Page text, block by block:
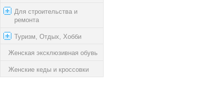
Для строительства и
ремонта
Туризм, Отдых, Хобби
Женская эксклюзивная обувь
Женские кеды и кроссовки